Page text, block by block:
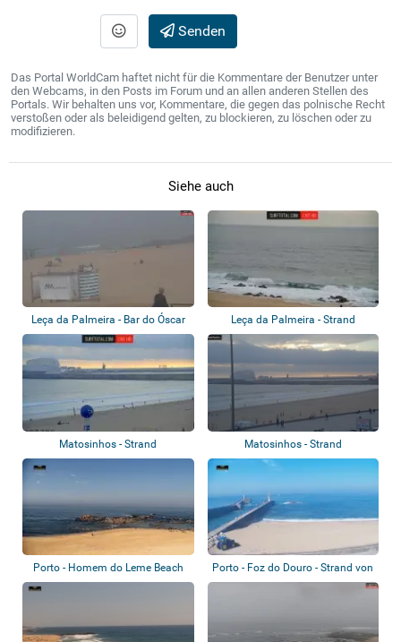
Senden
Das Portal WorldCam haftet nicht für die Kommentare der Benutzer unter
den Webcams, in den Posts im Forum und an allen anderen Stellen des
Portals. Wir behalten uns vor, Kommentare, die gegen das polnische Recht
verstoßen oder als beleidigend gelten, zu blockieren, zu löschen oder zu
modifizieren.
Siehe auch
Leça da Palmeira - Bar do Óscar Leça da Palmeira - Strand
Matosinhos - Strand Matosinhos - Strand
Porto - Homem do Leme Beach
Porto - Foz do Douro - Strand von
Carnei...